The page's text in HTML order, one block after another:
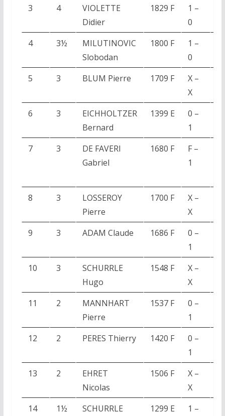
3
4
VIOLETTE
Didier
1829 F
1 –
0
4
3½
MILUTINOVIC
Slobodan
1800 F
1 –
0
5
3 BLUM Pierre 1709 F
X –
X
6
3
EICHHOLTZER
Bernard
1399 E
0 –
1
7
3
DE FAVERI
Gabriel
1680 F
F –
1
8
3
LOSSEROY
Pierre
1700 F
X –
X
9
3 ADAM Claude 1686 F
0 –
1
10
3
SCHURRLE
Hugo
1548 F
X –
X
11
2
MANNHART
Pierre
1537 F
0 –
1
12
2 PERES Thierry 1420 F
0 –
1
13
2
EHRET
Nicolas
1506 F
X –
X
14
1½ SCHURRLE 1299 E 1 –